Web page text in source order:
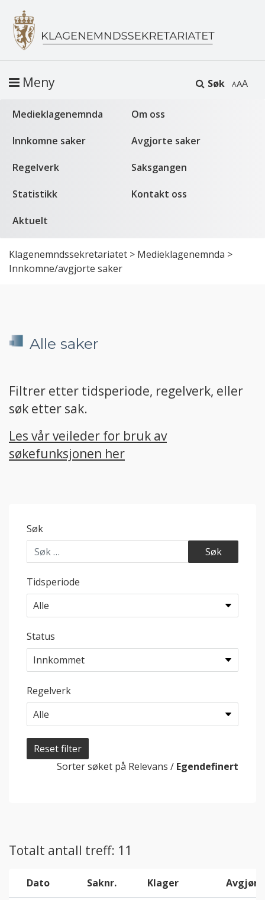
Søk A
Meny
Medieklagenemnda Om oss
Innkomne saker Avgjorte saker
Regelverk Saksgangen
Statistikk Kontakt oss
Aktuelt
Klagenemndssekretariatet > Medieklagenemnda >
Innkomne/avgjorte saker
Alle saker
Filtrer etter tidsperiode, regelverk, eller
søk etter sak.
Les vår veileder for bruk av
søkefunksjonen her
Søk
Tidsperiode
Status
Regelverk
Reset filter
Sorter søket på Relevans / Egendefinert
Totalt antall treff: 11
Dato Saknr. Klager